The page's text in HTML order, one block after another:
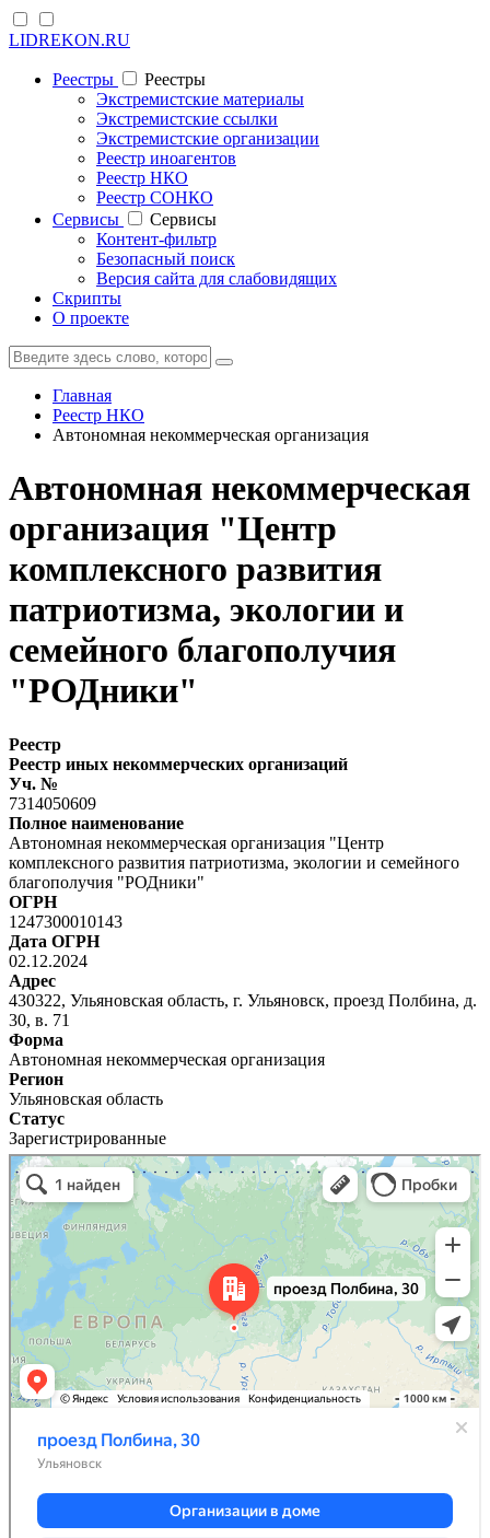
LIDREKON.RU
Реестры
Реестры
Экстремистские материалы
Экстремистские ссылки
Экстремистские организации
Реестр иноагентов
Реестр НКО
Реестр СОНКО
Cервисы
Cервисы
Контент-фильтр
Безопасный поиск
Версия сайта для слабовидящих
Скрипты
О проекте
Главная
Реестр НКО
Автономная некоммерческая организация
Автономная некоммерческая
организация "Центр
комплексного развития
патриотизма, экологии и
семейного благополучия
"РОДники"
Реестр
Реестр иных некоммерческих организаций
Уч. №
7314050609
Полное наименование
Автономная некоммерческая организация "Центр
комплексного развития патриотизма, экологии и семейного
благополучия "РОДники"
ОГРН
1247300010143
Дата ОГРН
02.12.2024
Адрес
430322, Ульяновская область, г. Ульяновск, проезд Полбина, д.
30, в. 71
Форма
Автономная некоммерческая организация
Регион
Ульяновская область
Статус
Зарегистрированные